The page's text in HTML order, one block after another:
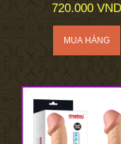
720.000 VND